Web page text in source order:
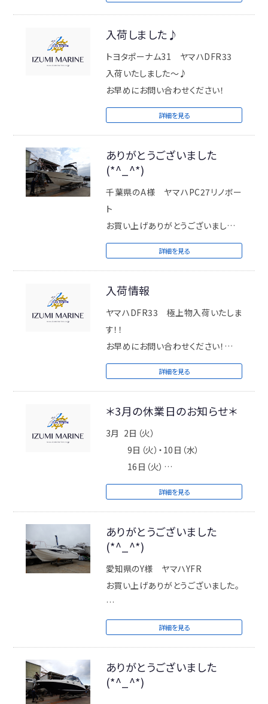
入荷しました♪
トヨタポーナム31 ヤマハDFR33
入荷いたしました～♪
お早めにお問い合わせください！
詳細を見る
ありがとうございました
(*^_^*)
千葉県のA様 ヤマハPC27リノボー
ト
お買い上げありがとうございました。
本日進水式を行ないました。
詳細を見る
入荷情報
ヤマハDFR33 極上物入荷いたしま
す！！
お早めにお問い合わせください！
トヨタポーナム31 極上物入荷しま
お早めにお問い合わせください！
詳細を見る
＊3月の休業日のお知らせ＊
3月 2日（火）
9日（火）・10日（水）
16日（火）
23日（火）・24日（水）
30日 （火）
週目の水曜日
休業日に出航されるメンバーの方は
月曜日17時までにご連絡お願いいた
します。
ご不便お掛け致しますが何卒宜しく
お願い致しますm(_ _)m
ＩＺＵＭＩＭＡＲＩＮＥ
詳細を見る
ありがとうございました
(*^_^*)
愛知県のY様 ヤマハYFR
お買い上げありがとうございました。
詳細を見る
ありがとうございました
(*^_^*)